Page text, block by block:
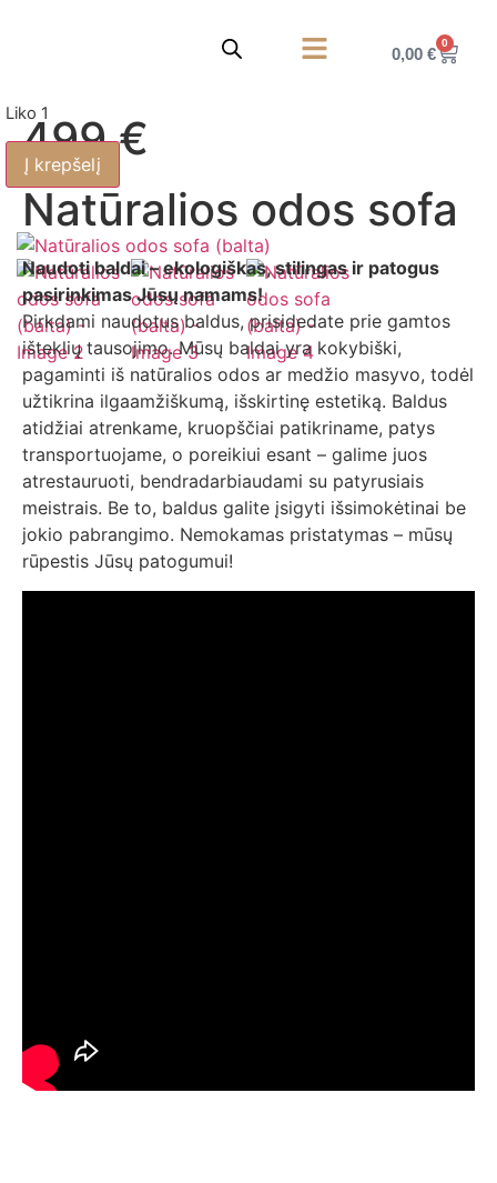
0,00 €
0
Liko 1
Į krepšelį
499 €
Natūralios odos sofa
Naudoti baldai – ekologiškas, stilingas ir patogus
pasirinkimas Jūsų namams!
Pirkdami naudotus baldus, prisidedate prie gamtos
išteklių tausojimo. Mūsų baldai yra kokybiški,
pagaminti iš natūralios odos ar medžio masyvo, todėl
užtikrina ilgaamžiškumą, išskirtinę estetiką. Baldus
atidžiai atrenkame, kruopščiai patikriname, patys
transportuojame, o poreikiui esant – galime juos
atrestauruoti, bendradarbiaudami su patyrusiais
meistrais. Be to, baldus galite įsigyti išsimokėtinai be
jokio pabrangimo. Nemokamas pristatymas – mūsų
rūpestis Jūsų patogumui!